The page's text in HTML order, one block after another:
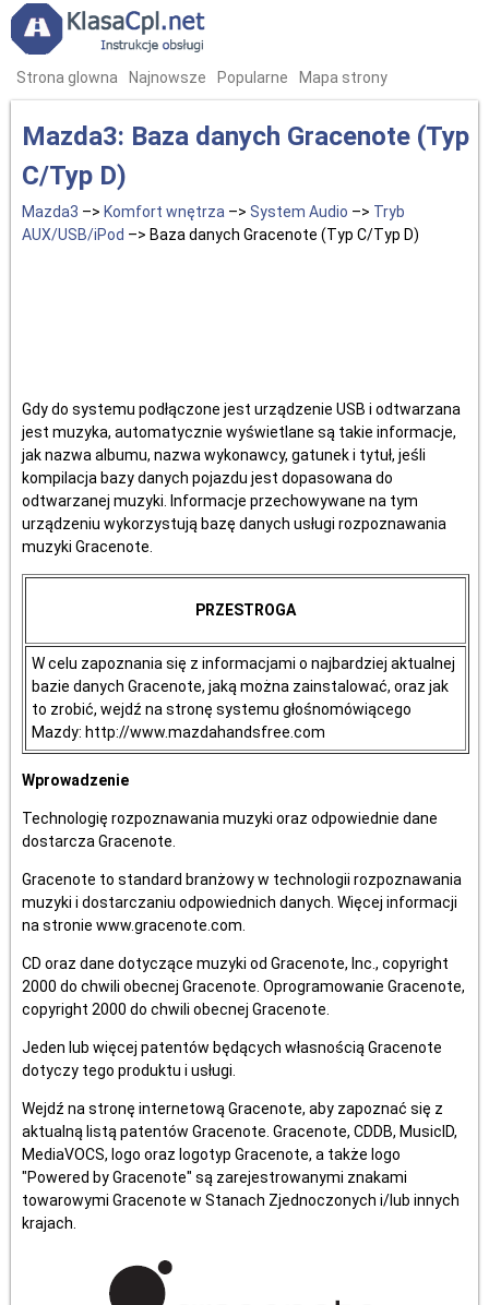
Strona glowna Najnowsze Popularne Mapa strony
Mazda3: Baza danych Gracenote (Typ
C/Typ D)
Mazda3 –> Komfort wnętrza –> System Audio –> Tryb
AUX/USB/iPod –> Baza danych Gracenote (Typ C/Typ D)
Gdy do systemu podłączone jest urządzenie USB i odtwarzana
jest muzyka, automatycznie wyświetlane są takie informacje,
jak nazwa albumu, nazwa wykonawcy, gatunek i tytuł, jeśli
kompilacja bazy danych pojazdu jest dopasowana do
odtwarzanej muzyki. Informacje przechowywane na tym
urządzeniu wykorzystują bazę danych usługi rozpoznawania
muzyki Gracenote.
PRZESTROGA
W celu zapoznania się z informacjami o najbardziej aktualnej
bazie danych Gracenote, jaką można zainstalować, oraz jak
to zrobić, wejdź na stronę systemu głośnomówiącego
Mazdy: http://www.mazdahandsfree.com
Wprowadzenie
Technologię rozpoznawania muzyki oraz odpowiednie dane
dostarcza Gracenote.
Gracenote to standard branżowy w technologii rozpoznawania
muzyki i dostarczaniu odpowiednich danych. Więcej informacji
na stronie www.gracenote.com.
CD oraz dane dotyczące muzyki od Gracenote, Inc., copyright
2000 do chwili obecnej Gracenote. Oprogramowanie Gracenote,
copyright 2000 do chwili obecnej Gracenote.
Jeden lub więcej patentów będących własnością Gracenote
dotyczy tego produktu i usługi.
Wejdź na stronę internetową Gracenote, aby zapoznać się z
aktualną listą patentów Gracenote. Gracenote, CDDB, MusicID,
MediaVOCS, logo oraz logotyp Gracenote, a także logo
"Powered by Gracenote" są zarejestrowanymi znakami
towarowymi Gracenote w Stanach Zjednoczonych i/lub innych
krajach.